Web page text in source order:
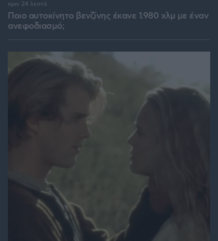
Ποιο αυτοκίνητο βενζίνης έκανε 1.980 χλμ με έναν
ανεφοδιασμό;
πριν 24 λεπτά